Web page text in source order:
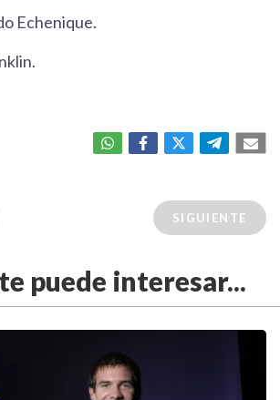
Echenique.
SIGUIENTE
puede interesar...